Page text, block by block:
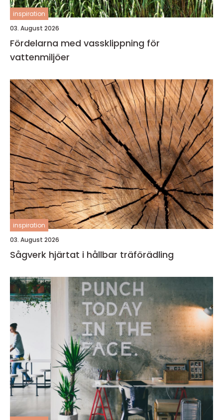
inspiration
03. August 2026
Fördelarna med vassklippning för
vattenmiljöer
inspiration
03. August 2026
Sågverk hjärtat i hållbar träförädling